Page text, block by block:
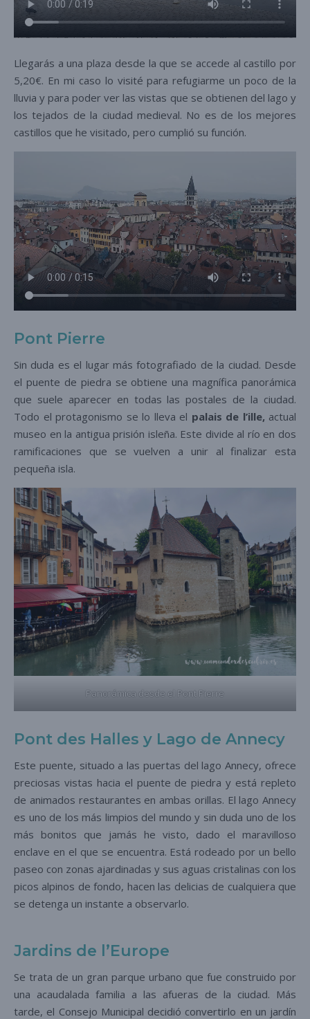
Llegarás a una plaza desde la que se accede al castillo por
5,20€. En mi caso lo visité para refugiarme un poco de la
lluvia y para poder ver las vistas que se obtienen del lago y
los tejados de la ciudad medieval. No es de los mejores
castillos que he visitado, pero cumplió su función.
Pont Pierre
Sin duda es el lugar más fotografiado de la ciudad. Desde
el puente de piedra se obtiene una magnífica panorámica
que suele aparecer en todas las postales de la ciudad.
Todo el protagonismo se lo lleva el palais de l’ille, actual
museo en la antigua prisión isleña. Este divide al río en dos
ramificaciones que se vuelven a unir al finalizar esta
pequeña isla.
Panorámica desde el Pont Pierre
Pont des Halles y Lago de Annecy
Este puente, situado a las puertas del lago Annecy, ofrece
preciosas vistas hacia el puente de piedra y está repleto
de animados restaurantes en ambas orillas. El lago Annecy
es uno de los más limpios del mundo y sin duda uno de los
más bonitos que jamás he visto, dado el maravilloso
enclave en el que se encuentra. Está rodeado por un bello
paseo con zonas ajardinadas y sus aguas cristalinas con los
picos alpinos de fondo, hacen las delicias de cualquiera que
se detenga un instante a observarlo.
Jardins de l’Europe
Se trata de un gran parque urbano que fue construido por
una acaudalada familia a las afueras de la ciudad. Más
tarde, el Consejo Municipal decidió convertirlo en un jardín